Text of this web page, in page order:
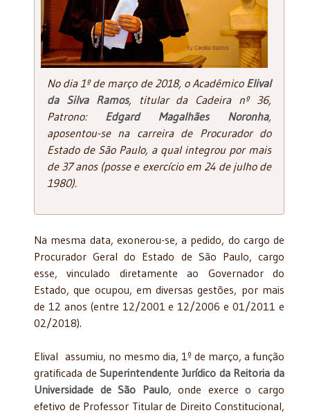
No dia 1º de março de 2018, o AcadêmicoElival
da Silva Ramos, titular da Cadeira nº 36,
Patrono: Edgard Magalhães Noronha,
aposentou-se na carreira de Procurador do
Estado de São Paulo, a qual integrou por mais
de 37 anos (posse e exercício em 24 de julho de
1980).
Na mesma data, exonerou-se, a pedido, do cargo de
Procurador Geral do Estado de São Paulo, cargo
esse, vinculado diretamente ao Governador do
Estado, que ocupou, em diversas gestões, por mais
de 12 anos (entre 12/2001 e 12/2006 e 01/2011 e
02/2018).
Elival assumiu, no mesmo dia, 1º de março, a função
gratificada deSuperintendente Jurídico da Reitoria da
Universidade de São Paulo, onde exerce o cargo
efetivo de Professor Titular de Direito Constitucional,